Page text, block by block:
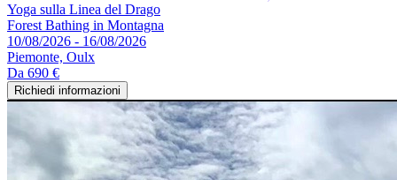
Yoga sulla Linea del Drago
Forest Bathing in Montagna
10/08/2026 - 16/08/2026
Piemonte, Oulx
Da 690 €
Richiedi informazioni